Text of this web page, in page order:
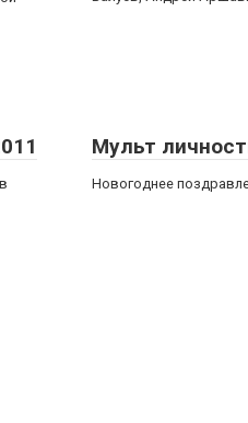
Мульт
Новогоднее